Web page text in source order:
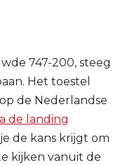
747-200, steeg
Het toestel
de Nederlandse
de landing
de kans krijgt om
kijken vanuit de